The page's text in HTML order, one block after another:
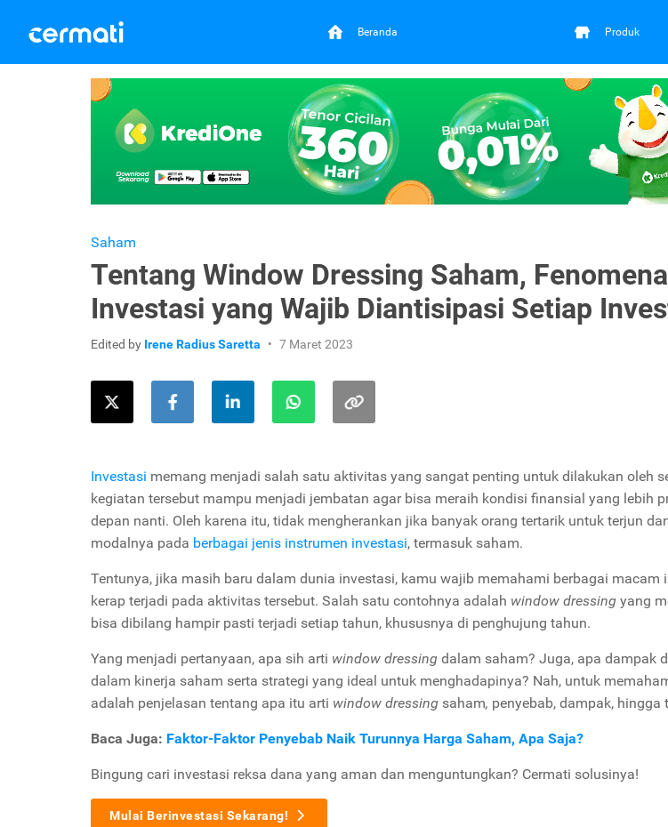
Beranda Produk
Saham
Tentang Window Dressing Saham,
Investasi yang Wajib Diantisipasi Setiap
Edited by Irene Radius Saretta 7 Maret 2023
Investasi memang menjadi salah satu aktivitas yang sangat penting untuk dilakukan oleh
kegiatan tersebut mampu menjadi jembatan agar bisa meraih kondisi finansial yang lebih
depan nanti. Oleh karena itu, tidak mengherankan jika banyak orang tertarik untuk terjun
modalnya pada berbagai jenis instrumen investasi, termasuk saham.
Tentunya, jika masih baru dalam dunia investasi, kamu wajib memahami berbagai macam
kerap terjadi pada aktivitas tersebut. Salah satu contohnya adalah window dressing yang
bisa dibilang hampir pasti terjadi setiap tahun, khususnya di penghujung tahun.
Yang menjadi pertanyaan, apa sih arti window dressing dalam saham? Juga, apa dampak
dalam kinerja saham serta strategi yang ideal untuk menghadapinya? Nah, untuk
adalah penjelasan tentang apa itu arti window dressing saham, penyebab, dampak,
Baca Juga: Faktor-Faktor Penyebab Naik Turunnya Harga Saham, Apa Saja?
Bingung cari investasi reksa dana yang aman dan menguntungkan? Cermati solusinya!
Mulai Berinvestasi Sekarang!